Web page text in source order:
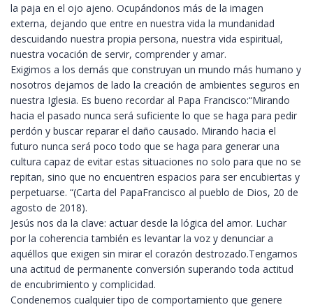
la paja en el ojo ajeno. Ocupándonos más de la imagen
externa, dejando que entre en nuestra vida la mundanidad
descuidando nuestra propia persona, nuestra vida espiritual,
nuestra vocación de servir, comprender y amar.
Exigimos a los demás que construyan un mundo más humano y
nosotros dejamos de lado la creación de ambientes seguros en
nuestra Iglesia. Es bueno recordar al Papa Francisco:“Mirando
hacia el pasado nunca será suficiente lo que se haga para pedir
perdón y buscar reparar el daño causado. Mirando hacia el
futuro nunca será poco todo que se haga para generar una
cultura capaz de evitar estas situaciones no solo para que no se
repitan, sino que no encuentren espacios para ser encubiertas y
perpetuarse. “(Carta del PapaFrancisco al pueblo de Dios, 20 de
agosto de 2018).
Jesús nos da la clave: actuar desde la lógica del amor. Luchar
por la coherencia también es levantar la voz y denunciar a
aquéllos que exigen sin mirar el corazón destrozado.Tengamos
una actitud de permanente conversión superando toda actitud
de encubrimiento y complicidad.
Condenemos cualquier tipo de comportamiento que genere